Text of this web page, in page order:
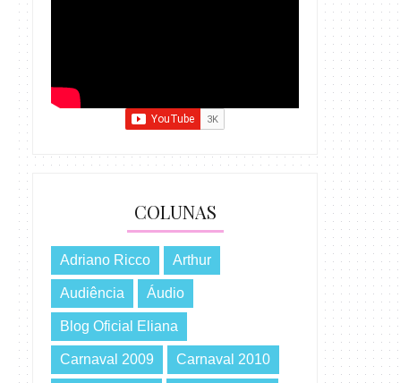
COLUNAS
Adriano Ricco Arthur
Audiência Áudio
Blog Oficial Eliana
Carnaval 2009 Carnaval 2010